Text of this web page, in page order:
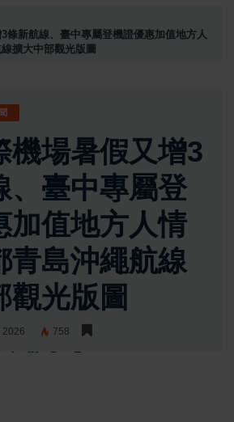
條新航線、臺中專屬登機證優惠加值地方人
擴大中部觀光版圖
機場暑假又增3
、臺中專屬登
加值地方人情
島沖繩航線
觀光版圖
2026 758